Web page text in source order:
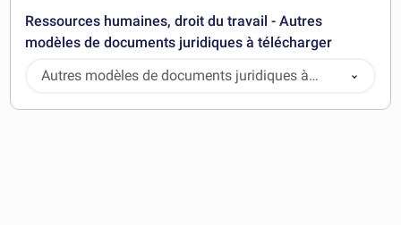
Ressources humaines, droit du travail - Autres
modèles de documents juridiques à télécharger
Autres modèles de documents juridiques à
télécharger